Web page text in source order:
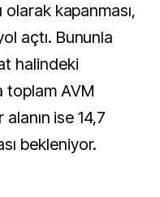
olarak kapanması,
açtı. Bununla
halindeki
toplam AVM
ise 14,7
bekleniyor.